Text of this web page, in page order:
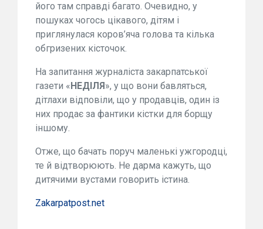
його там справді багато. Очевидно, у
пошуках чогось цікавого, дітям і
приглянулася коров’яча голова та кілька
обгризених кісточок.
На запитання журналіста закарпатської
газети «НЕДІЛЯ», у що вони бавляться,
дітлахи відповіли, що у продавців, один із
них продає за фантики кістки для борщу
іншому.
Отже, що бачать поруч маленькі ужгородці,
те й відтворюють. Не дарма кажуть, що
дитячими вустами говорить істина.
Zakarpatpost.net